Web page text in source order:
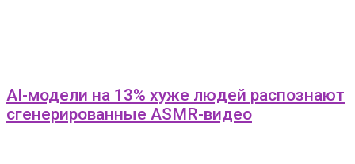
AI-модели на 13% хуже людей распознают
сгенерированные ASMR-видео